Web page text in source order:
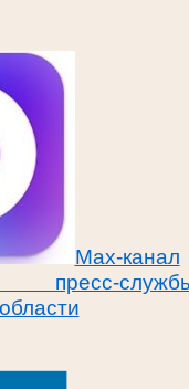
Max-канал
пресс-